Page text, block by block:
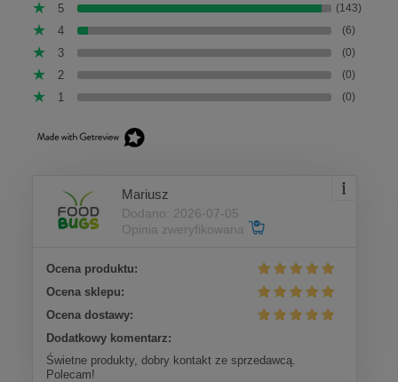
5 (143)
4 (6)
3 (0)
2 (0)
1 (0)
Mariusz
Dodano: 2026-07-05
Opinia zweryfikowana
Ocena produktu:
Ocena sklepu:
Ocena dostawy:
Dodatkowy komentarz:
Świetne produkty, dobry kontakt ze sprzedawcą.
Polecam!